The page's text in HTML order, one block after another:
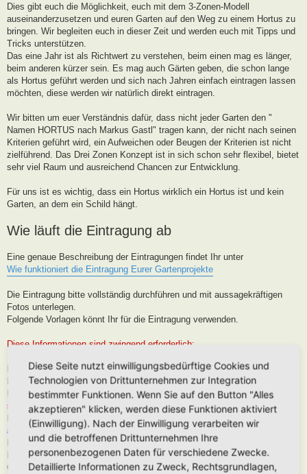
Dies gibt euch die Möglichkeit, euch mit dem 3-Zonen-Modell
auseinanderzusetzen und euren Garten auf den Weg zu einem Hortus zu
bringen. Wir begleiten euch in dieser Zeit und werden euch mit Tipps und
Tricks unterstützen.
Das eine Jahr ist als Richtwert zu verstehen, beim einen mag es länger,
beim anderen kürzer sein. Es mag auch Gärten geben, die schon lange
als Hortus geführt werden und sich nach Jahren einfach eintragen lassen
möchten, diese werden wir natürlich direkt eintragen.
Wir bitten um euer Verständnis dafür, dass nicht jeder Garten den "
Namen HORTUS nach Markus Gastl" tragen kann, der nicht nach seinen
Kriterien geführt wird, ein Aufweichen oder Beugen der Kriterien ist nicht
zielführend. Das Drei Zonen Konzept ist in sich schon sehr flexibel, bietet
sehr viel Raum und ausreichend Chancen zur Entwicklung.
Für uns ist es wichtig, dass ein Hortus wirklich ein Hortus ist und kein
Garten, an dem ein Schild hängt.
Wie läuft die Eintragung ab
Eine genaue Beschreibung der Eintragungen findet Ihr unter
Wie funktioniert die Eintragung Eurer Gartenprojekte
Die Eintragung bitte vollständig durchführen und mit aussagekräftigen
Fotos unterlegen.
Folgende Vorlagen könnt Ihr für die Eintragung verwenden.
Diese Informationen sind zwingend erforderlich:
Hortus-Name:
Bedeutung des Hortus-Namens:
Dein Name:(Muss kein Realnamen sein, kann auch Euer Forenname
sein)
Postleitzahl (oder franz. Region):Brauche ich für die Karteneintrag, wird
aber nur in der Nähe, niemals Punktgenau platziert
Hortus-Ort:wie PLZ
Hortus-Land:
Größe in m2:
Diese Seite nutzt einwilligungsbedürftige Cookies und
Technologien von Drittunternehmen zur Integration
bestimmter Funktionen. Wenn Sie auf den Button "Alles
akzeptieren" klicken, werden diese Funktionen aktiviert
(Einwilligung). Nach der Einwilligung verarbeiten wir
und die betroffenen Drittunternehmen Ihre
personenbezogenen Daten für verschiedene Zwecke.
Detaillierte Informationen zu Zweck, Rechtsgrundlagen,